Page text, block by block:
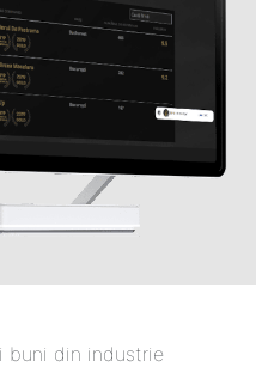
buni din industrie